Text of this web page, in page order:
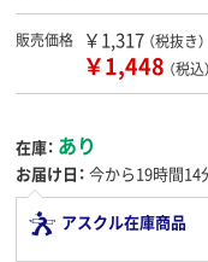
販売価格 ￥1,317 （税抜き）
￥1,448 （税込）
在庫： あり
お届け日： 今から19時間14
アスクル在庫商品